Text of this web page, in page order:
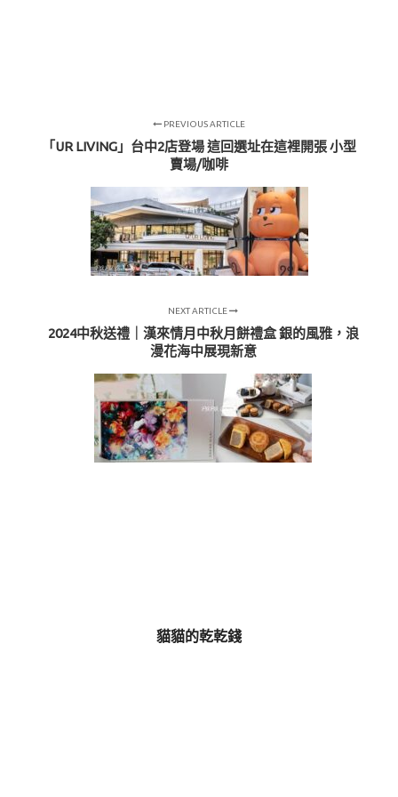
PREVIOUS ARTICLE
「UR LIVING」台中2店登場 這回選址在這裡開張 小型
賣場/咖啡
NEXT ARTICLE
2024中秋送禮｜漢來情月中秋月餅禮盒 銀的風雅，浪
漫花海中展現新意
貓貓的乾乾錢